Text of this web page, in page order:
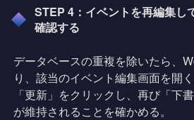
STEP 4：イベントを再編集し
確認する
データベースの重複を除いたら、
り、該当のイベント編集画面を開
「更新」をクリックし、再び「下
が維持されることを確かめる。